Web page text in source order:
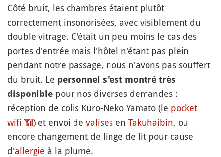
Côté bruit, les chambres étaient plutôt
correctement insonorisées, avec visiblement du
double vitrage. C'était un peu moins le cas des
portes d'entrée mais l'hôtel n'étant pas plein
pendant notre passage, nous n'avons pas souffert
du bruit. Le personnel s'est montré très
disponible pour nos diverses demandes :
réception de colis Kuro-Neko Yamato (le pocket
wifi 📶) et envoi de valises en Takuhaibin, ou
encore changement de linge de lit pour cause
d'allergie à la plume.